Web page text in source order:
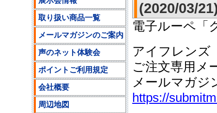
(2020/03/
電子ルーペ「
アイフレン
ご注文専用
メールマガジ
https://
取り扱い商品一覧
メールマガジンのご案内
声のネット体験会
ポイントご利用規定
会社概要
周辺地図